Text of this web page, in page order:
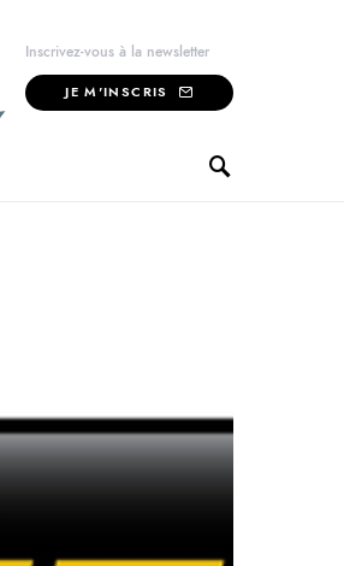
Inscrivez-vous à la newsletter
JE M'INSCRIS